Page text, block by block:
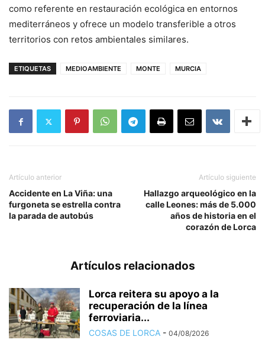
como referente en restauración ecológica en entornos
mediterráneos y ofrece un modelo transferible a otros
territorios con retos ambientales similares.
ETIQUETAS MEDIOAMBIENTE MONTE MURCIA
Artículo anterior
Accidente en La Viña: una
furgoneta se estrella contra
la parada de autobús
Artículo siguiente
Hallazgo arqueológico en la
calle Leones: más de 5.000
años de historia en el
corazón de Lorca
Artículos relacionados
Lorca reitera su apoyo a la
recuperación de la línea
ferroviaria...
COSAS DE LORCA - 04/08/2026